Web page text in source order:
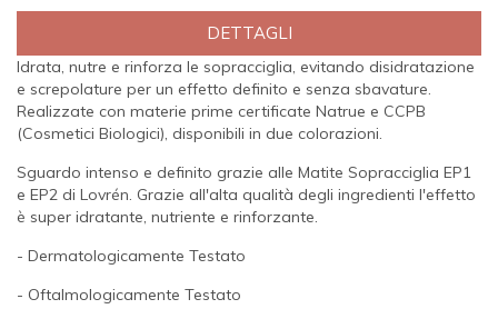
DETTAGLI
Idrata, nutre e rinforza le sopracciglia, evitando disidratazione
e screpolature per un effetto definito e senza sbavature.
Realizzate con materie prime certificate Natrue e CCPB
(Cosmetici Biologici), disponibili in due colorazioni.
Sguardo intenso e definito grazie alle Matite Sopracciglia EP1
e EP2 di Lovrén. Grazie all'alta qualità degli ingredienti l'effetto
è super idratante, nutriente e rinforzante.
- Dermatologicamente Testato
- Oftalmologicamente Testato